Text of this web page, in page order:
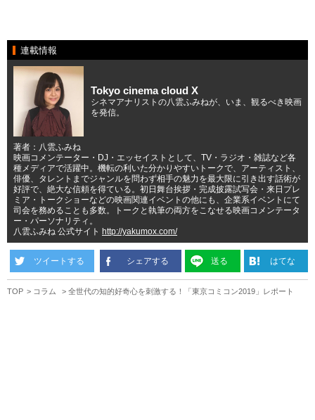
連載情報
Tokyo cinema cloud X
シネマアナリストの八雲ふみねが、いま、観るべき映画
を発信。
著者：八雲ふみね
映画コメンテーター・DJ・エッセイストとして、TV・ラジオ・雑誌など各
種メディアで活躍中。機転の利いた分かりやすいトークで、アーティスト、
俳優、タレントまでジャンルを問わず相手の魅力を最大限に引き出す話術が
好評で、絶大な信頼を得ている。初日舞台挨拶・完成披露試写会・来日プレ
ミア・トークショーなどの映画関連イベントの他にも、企業系イベントにて
司会を務めることも多数。トークと執筆の両方をこなせる映画コメンテータ
ー・パーソナリティ。
八雲ふみね 公式サイト
http://yakumox.com/
ツイートする シェアする 送る はてな
TOP コラム 全世代の知的好奇心を刺激する！「東京コミコン2019」レポート